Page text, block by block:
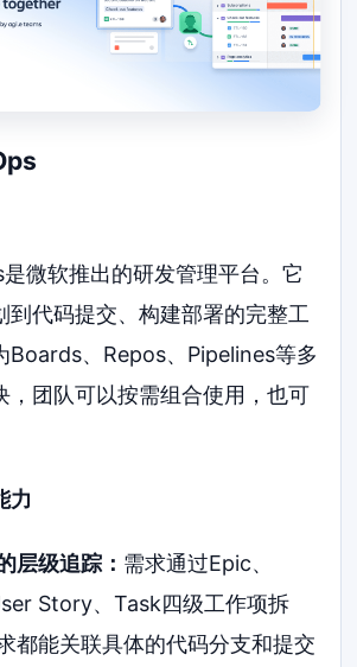
微软推出的研发管理平台。它
到代码提交、构建部署的完整工
Boards、Repos、Pipelines等多
，团队可以按需组合使用，也可
力
层级追踪： 需求通过Epic、
Story、Task四级工作项拆
都能关联具体的代码分支和提交